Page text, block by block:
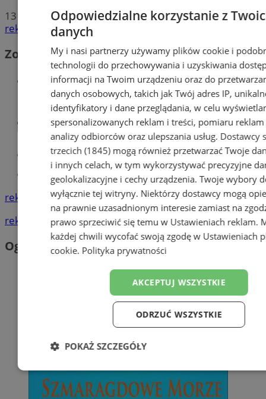
13
reklama
Zobacz również
Wiadomości kryminalne w
Mysłowicach
Wiadomości lokalne
Kursy języka angielskiego
Tworzenie stron www - Mysłowice
reklama
reklama
Ogłoszenia
Odpowiedzialne korzystanie z
danych
My i nasi partnerzy używamy plików cookie i
technologii do przechowywania i uzyskiwania
informacji na Twoim urządzeniu oraz do
danych osobowych, takich jak Twój adres IP,
identyfikatory i dane przeglądania, w celu
spersonalizowanych reklam i treści, pomiaru
analizy odbiorców oraz ulepszania usług. Dostawcy
trzecich (1845)mogą również przetwarzać Twoje
i innych celach, w tym wykorzystywać precyzyjne
geolokalizacyjne i cechy urządzenia. Twoje wybory
wyłącznie tej witryny. Niektórzy dostawcy mogą
na prawnie uzasadnionym interesie zamiast na
prawo sprzeciwić się temu w Ustawieniach reklam.
każdej chwili wycofać swoją zgodę w Ustawieniach
cookie. Polityka prywatności
AKCEPTUJ WSZYSTKIE
ODRZUĆ WSZYSTKIE
POKAŻ SZCZEGÓŁY
Niezbędne Wydajność